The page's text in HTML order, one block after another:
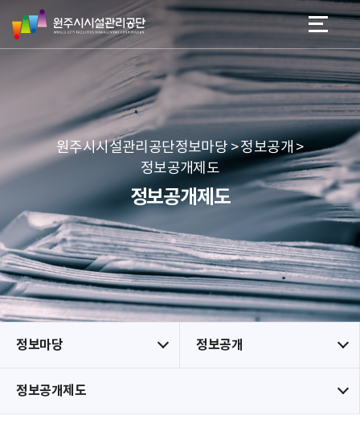
네
본문 바로가기
메뉴 바로가기
원
주
시
리
공
단
원주시시설관리공단정보마당 > 정보공개 >
정보공개제도
정보공개제도
정보마당 정보공개
정보공개제도